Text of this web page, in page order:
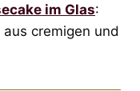
im Glas:
cremigen und